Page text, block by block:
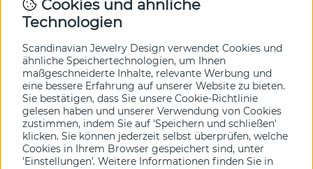
In unserem Newsletter erfahren Sie vor allen anderen
hier an.
Ja bitte!
Cookies und ähnliche
Technologien
Scandinavian Jewelry Design verwendet Cookies und
ähnliche Speichertechnologien, um Ihnen
maßgeschneiderte Inhalte, relevante Werbung und
eine bessere Erfahrung auf unserer Website zu bieten.
Sie bestätigen, dass Sie unsere Cookie-Richtlinie
gelesen haben und unserer Verwendung von Cookies
zustimmen, indem Sie auf 'Speichern und schließen'
klicken. Sie können jederzeit selbst überprüfen, welche
Cookies in Ihrem Browser gespeichert sind, unter
'Einstellungen'. Weitere Informationen finden Sie in